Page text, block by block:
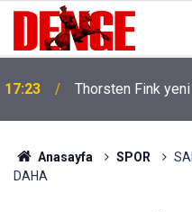
17:23 Thorsten Fink
Anasayfa SPOR
DAHA